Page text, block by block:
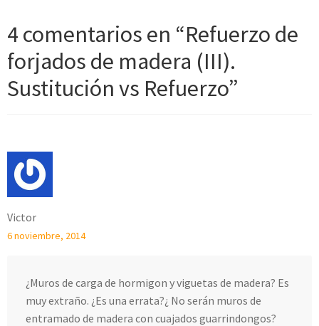
4 comentarios en “Refuerzo de
forjados de madera (III).
Sustitución vs Refuerzo”
Victor
6 noviembre, 2014
¿Muros de carga de hormigon y viguetas de madera? Es
muy extraño. ¿Es una errata?¿ No serán muros de
entramado de madera con cuajados guarrindongos?